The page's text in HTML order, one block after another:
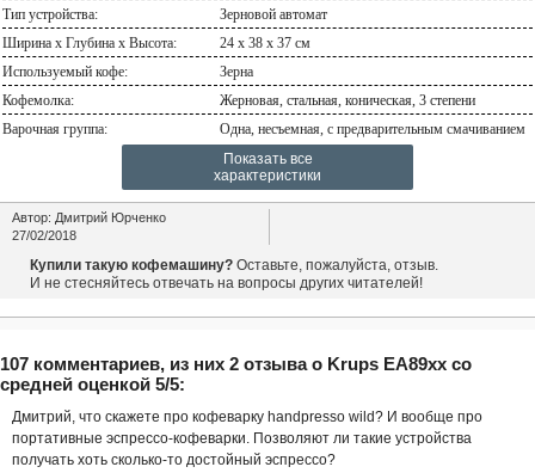
Тип устройства:
Зерновой автомат
Ширина х Глубина х Высота:
24 x 38 x 37 см
Используемый кофе:
Зерна
Кофемолка:
Жерновая, стальная, коническая, 3 степени
Варочная группа:
Одна, несъемная, с предварительным смачиванием
Показать все
характеристики
Автор: Дмитрий Юрченко
27/02/2018
Купили такую кофемашину? Оставьте, пожалуйста, отзыв.
И не стесняйтесь отвечать на вопросы других читателей!
107 комментариев, из них 2 отзыва о Krups EA89xx со
средней оценкой 5/5:
Дмитрий, что скажете про кофеварку handpresso wild? И вообще про
портативные эспрессо-кофеварки. Позволяют ли такие устройства
получать хоть сколько-то достойный эспрессо?